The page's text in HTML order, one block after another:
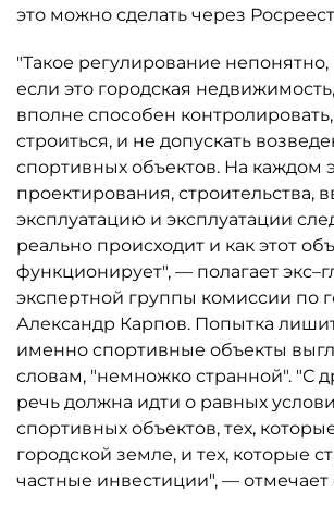
это можно сделать через
"Такое регулирование непонятно,
если это городская
вполне способен
строиться, и не допускать
спортивных объектов. На каждом
проектирования, строительства,
эксплуатацию и эксплуатации
реально происходит и как этот
функционирует", — полагает
экспертной группы комиссии по
Александр Карпов. Попытка
именно спортивные объекты
словам, "немножко странной". "С
речь должна идти о равных
спортивных объектов, тех,
городской земле, и тех, которые
частные инвестиции", — отмечает